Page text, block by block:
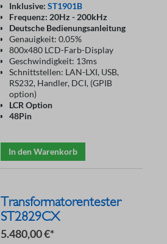
Inklusive: ST1901B
Frequenz: 20Hz - 200kHz
Deutsche Bedienungsanleitung
Genauigkeit: 0.05%
800x480 LCD-Farb-Display
Geschwindigkeit: 13ms
Schnittstellen: LAN-LXI, USB,
RS232, Handler, DCI, (GPIB
option)
LCR Option
48Pin
In den Warenkorb
Transformatorentester
ST2829CX
5.480,00 €*